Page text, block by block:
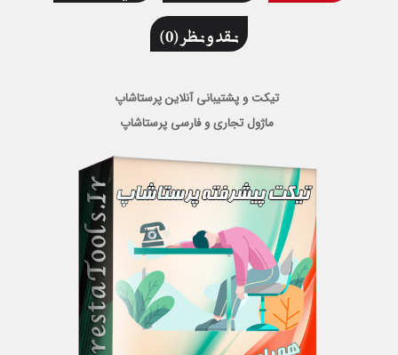
نقد و نظر (0)
تیکت و پشتیبانی آنلاین پرستاشاپ
ماژول تجاری و فارسی پرستاشاپ